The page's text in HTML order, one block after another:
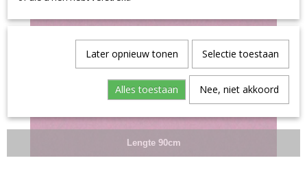
Lengte 90cm
Later opnieuw tonen Selectie toestaan
Alles toestaan Nee, niet akkoord